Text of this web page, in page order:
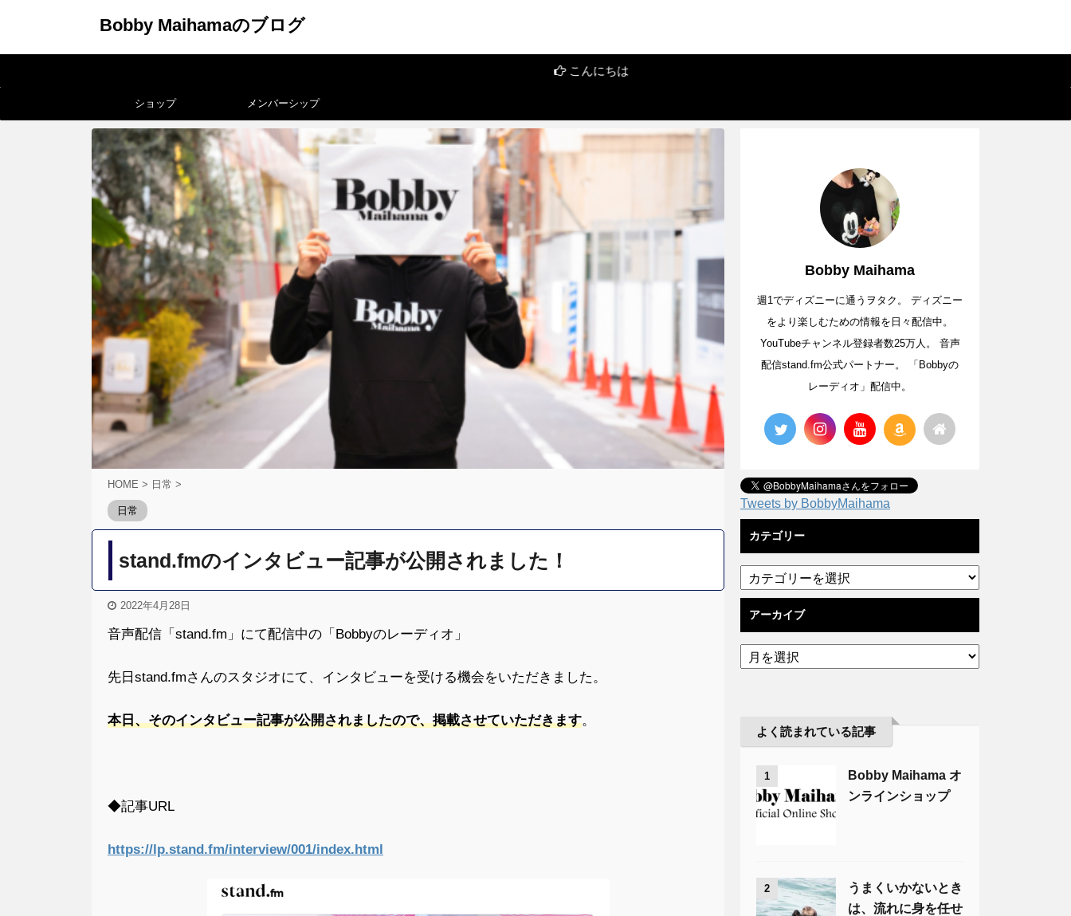
Bobby Maihamaのブログ
こんにちは
ショップ メンバーシップ
HOME > 日常 >
日常
stand.fmのインタビュー記事が公開されました！
2022年4月28日
音声配信「stand.fm」にて配信中の「Bobbyのレーディオ」
先日stand.fmさんのスタジオにて、インタビューを受ける機会をいただきました。
本日、そのインタビュー記事が公開されましたので、掲載させていただきます。
◆記事URL
https://lp.stand.fm/interview/001/index.html
Bobby Maihama
週1でディズニーに通うヲタク。 ディズニー
をより楽しむための情報を日々配信中。
YouTubeチャンネル登録者数25万人。 音声
配信stand.fm公式パートナー。 「Bobbyの
レーディオ」配信中。
Tweets by BobbyMaihama
カテゴリー
アーカイブ
よく読まれている記事
1
Bobby Maihama オ
ンラインショップ
2
うまくいかないとき
は、流れに身を任せ